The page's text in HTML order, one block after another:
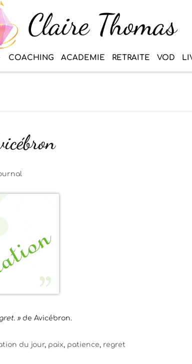
COACHING ACADEMIE RETRAITE VOD
» de Avicébron.
du jour, paix, patience, regret